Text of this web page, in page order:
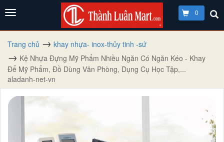
0
Trang chủ
khay nhựa- inox-thủy tinh -sứ
Kệ Nhựa Đựng Mỹ Phẩm Nhiều Ngăn Có Ngăn Kéo - Khay
Để Mỹ Phẩm, Đồ Dùng Văn Phòng, Dụng Cụ Học Tập,...
aladanh-net-vn